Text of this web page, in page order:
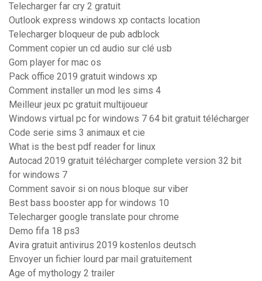
Telecharger far cry 2 gratuit
Outlook express windows xp contacts location
Telecharger bloqueur de pub adblock
Comment copier un cd audio sur clé usb
Gom player for mac os
Pack office 2019 gratuit windows xp
Comment installer un mod les sims 4
Meilleur jeux pc gratuit multijoueur
Windows virtual pc for windows 7 64 bit gratuit télécharger
Code serie sims 3 animaux et cie
What is the best pdf reader for linux
Autocad 2019 gratuit télécharger complete version 32 bit
for windows 7
Comment savoir si on nous bloque sur viber
Best bass booster app for windows 10
Telecharger google translate pour chrome
Demo fifa 18 ps3
Avira gratuit antivirus 2019 kostenlos deutsch
Envoyer un fichier lourd par mail gratuitement
Age of mythology 2 trailer